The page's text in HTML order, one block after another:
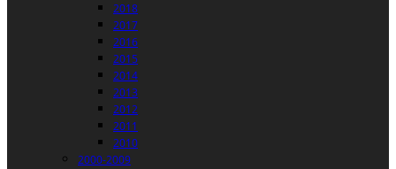
2018
2017
2016
2015
2014
2013
2012
2011
2010
2000-2009